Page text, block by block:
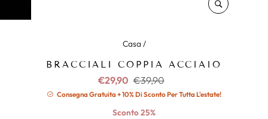
(ESC)
Casa /
BRACCIALI COPPIA ACCIAIO
€29,90 Prezzo
normale
€39,90
ridotto
Consegna Gratuita + 10% Di Sconto Per Tutta L'estate!
Sconto 25%